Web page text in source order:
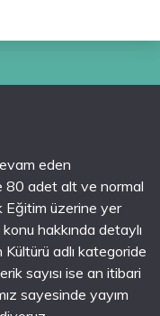
eden
80 adet alt ve normal
Eğitim üzerine yer
hakkında detaylı
adlı kategoride
sayısı ise an itibari
sayesinde yayım